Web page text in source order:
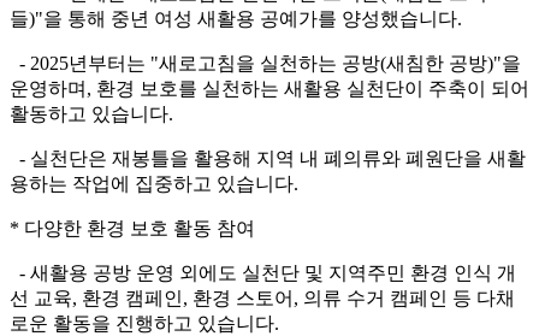
들)"을 통해 중년 여성 새활용 공예가를 양성했습니다.
- 2025년부터는 "새로고침을 실천하는 공방(새침한 공방)"을
운영하며, 환경 보호를 실천하는 새활용 실천단이 주축이 되어
활동하고 있습니다.
- 실천단은 재봉틀을 활용해 지역 내 폐의류와 폐원단을 새활
용하는 작업에 집중하고 있습니다.
* 다양한 환경 보호 활동 참여
- 새활용 공방 운영 외에도 실천단 및 지역주민 환경 인식 개
선 교육, 환경 캠페인, 환경 스토어, 의류 수거 캠페인 등 다채
로운 활동을 진행하고 있습니다.